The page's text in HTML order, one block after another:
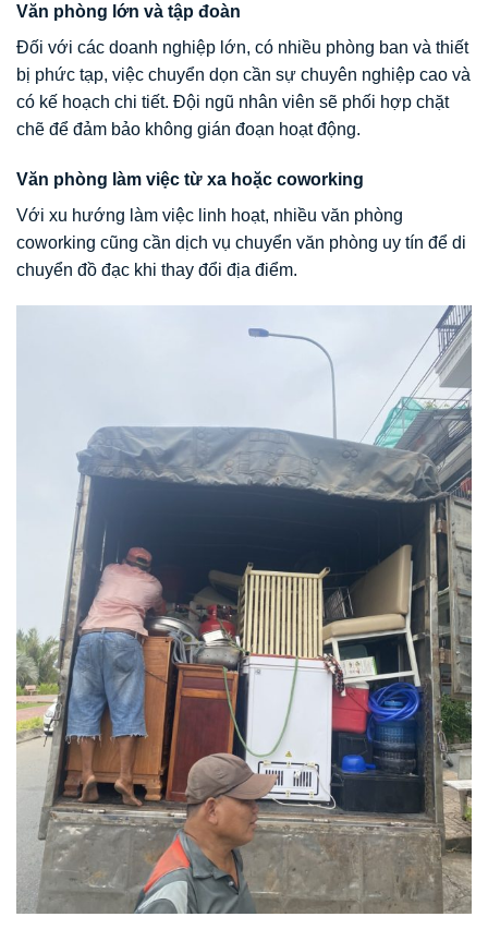
Văn phòng lớn và tập đoàn
Đối với các doanh nghiệp lớn, có nhiều phòng ban và thiết
bị phức tạp, việc chuyển dọn cần sự chuyên nghiệp cao và
có kế hoạch chi tiết. Đội ngũ nhân viên sẽ phối hợp chặt
chẽ để đảm bảo không gián đoạn hoạt động.
Văn phòng làm việc từ xa hoặc coworking
Với xu hướng làm việc linh hoạt, nhiều văn phòng
coworking cũng cần dịch vụ chuyển văn phòng uy tín để di
chuyển đồ đạc khi thay đổi địa điểm.